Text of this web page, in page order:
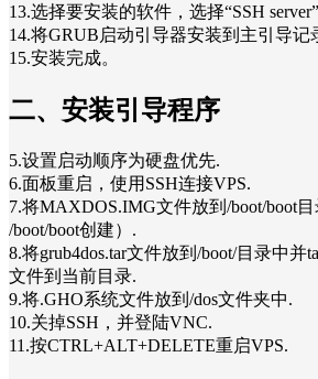
13.选择要安装的软件，选择“SSH
14.将GRUB启动引导器安装到主引导记
15.安装完成。
二、安装引导程序
5.设置启动顺序为硬盘优先.
6.面板重启，使用SSH连接VPS.
7.将MAXDOS.IMG文件放到/boot/boot
/boot/boot创建）.
8.将grub4dos.tar文件放到/boot/目录中并
文件到当前目录.
9.将.GHO系统文件放到/dos文件夹中.
10.关掉SSH，并登陆VNC.
11.按CTRL+ALT+DELETE重启VPS.